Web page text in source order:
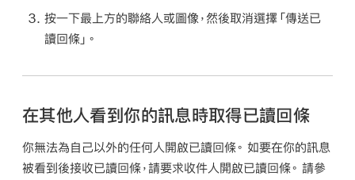
按一下最上方的聯絡人或圖像，然後取消選擇「傳送已
讀回條」。
在其他人看到你的訊息時取得已讀回條
你無法為自己以外的任何人開啟已讀回條。 如要在你的訊息
被看到後接收已讀回條，請要求收件人開啟已讀回條。 請參